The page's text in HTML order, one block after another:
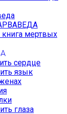
книга мертвых
сердце
язык
глаза